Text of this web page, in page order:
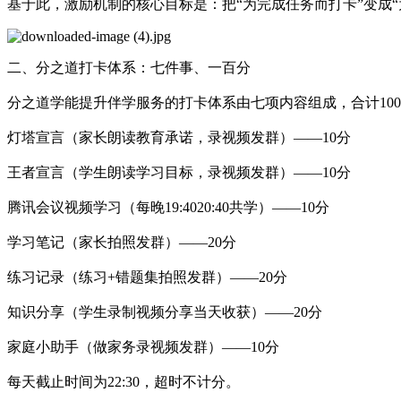
基于此，激励机制的核心目标是：把“为完成任务而打卡”变成“
二、分之道打卡体系：七件事、一百分
分之道学能提升伴学服务的打卡体系由七项内容组成，合计100
灯塔宣言（家长朗读教育承诺，录视频发群）——10分
王者宣言（学生朗读学习目标，录视频发群）——10分
腾讯会议视频学习（每晚19:4020:40共学）——10分
学习笔记（家长拍照发群）——20分
练习记录（练习+错题集拍照发群）——20分
知识分享（学生录制视频分享当天收获）——20分
家庭小助手（做家务录视频发群）——10分
每天截止时间为22:30，超时不计分。